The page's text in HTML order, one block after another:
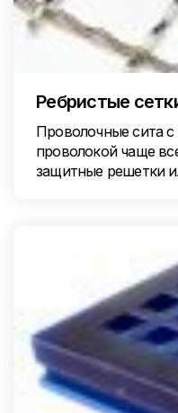
Ребристые
Проволочные сита
проволокой чаще
защитные решетки